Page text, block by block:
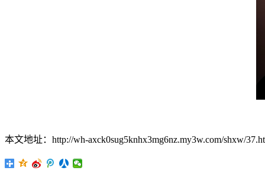
本文地址：http://wh-axck0sug5knhx3mg6nz.my3w.com/shxw/